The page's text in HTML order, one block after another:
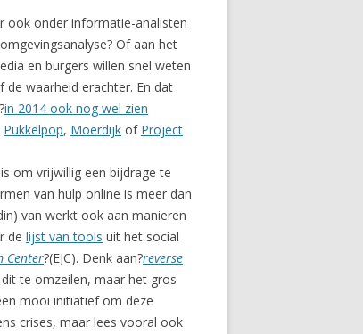
ook onder informatie-analisten
Of aan het
en burgers willen snel weten
waarheid erachter. En dat
in 2014 ook nog wel zien
Pukkelpop, Moerdijk of Project
om vrijwillig een bijdrage te
van hulp online is meer dan
van werkt ook aan manieren
de lijst van tools uit het social
Center?(EJC). Denk aan?reverse
te omzeilen, maar het gros
mooi initiatief om deze
crises, maar lees vooral ook